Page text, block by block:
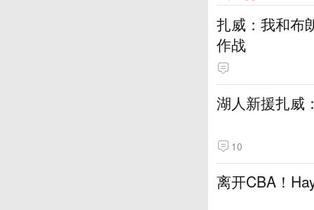
扎威：我和布
作战
湖人新援扎威
10
离开CBA！